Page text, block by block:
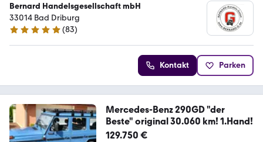
Bernard Handelsgesellschaft mbH
33014 Bad Driburg
4.9 Sterne
(83)
Kontakt Parken
Mercedes-Benz 290GD "der
Beste" original 30.060 km! 1.Hand!
129.750 €